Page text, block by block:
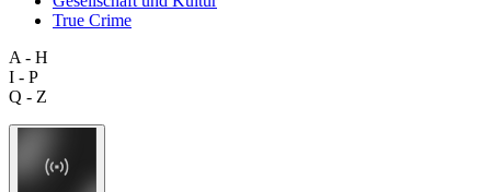
True Crime
A - H
I - P
Q - Z